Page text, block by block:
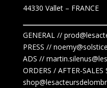
44330 Vallet– FRANCE
GENERAL //
PRESS //
ADS // martin.silenus
ORDERS / AFTER-SALES